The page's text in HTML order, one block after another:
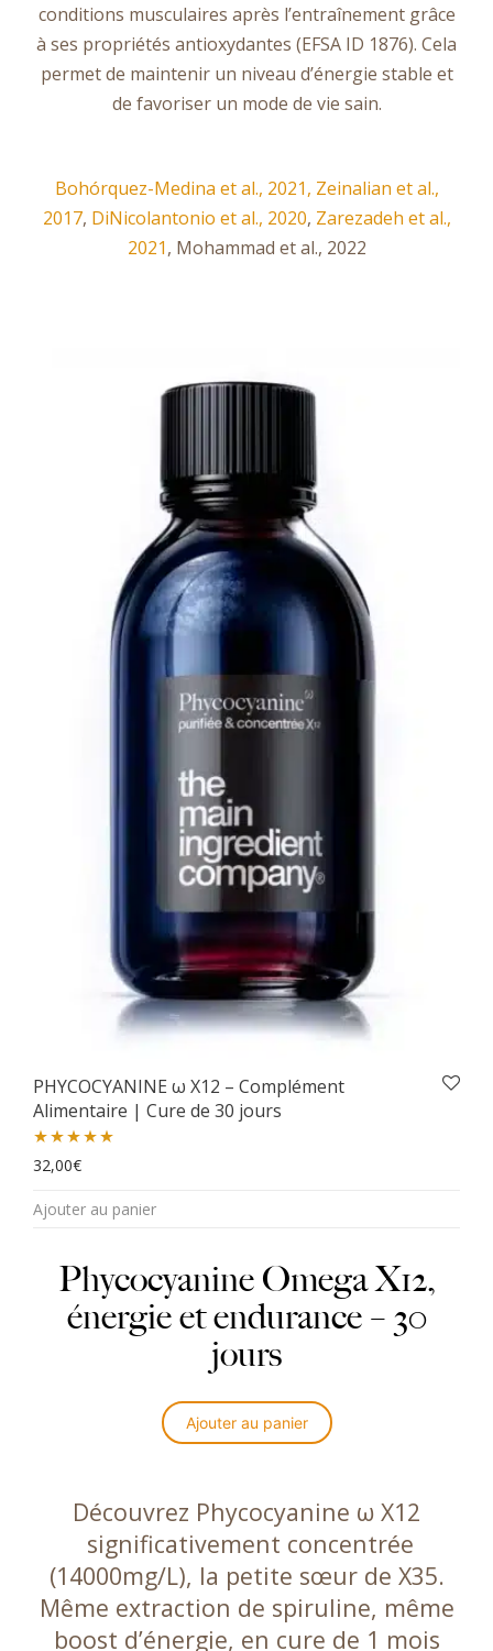
conditions musculaires après l’entraînement grâce
à ses propriétés antioxydantes (EFSA ID 1876). Cela
permet de maintenir un niveau d’énergie stable et
de favoriser un mode de vie sain.
Bohórquez-Medina et al., 2021, Zeinalian et al.,
2017, DiNicolantonio et al., 2020, Zarezadeh et al.,
2021, Mohammad et al., 2022
PHYCOCYANINE ω X12 – Complément
Alimentaire | Cure de 30 jours
Note5.00
32,00€
Ajouter au panier
Phycocyanine Omega X12,
énergie et endurance – 30
jours
Ajouter au panier
Découvrez Phycocyanine ω X12
significativement concentrée
(14000mg/L), la petite sœur de X35.
Même extraction de spiruline, même
boost d’énergie, en cure de 1 mois